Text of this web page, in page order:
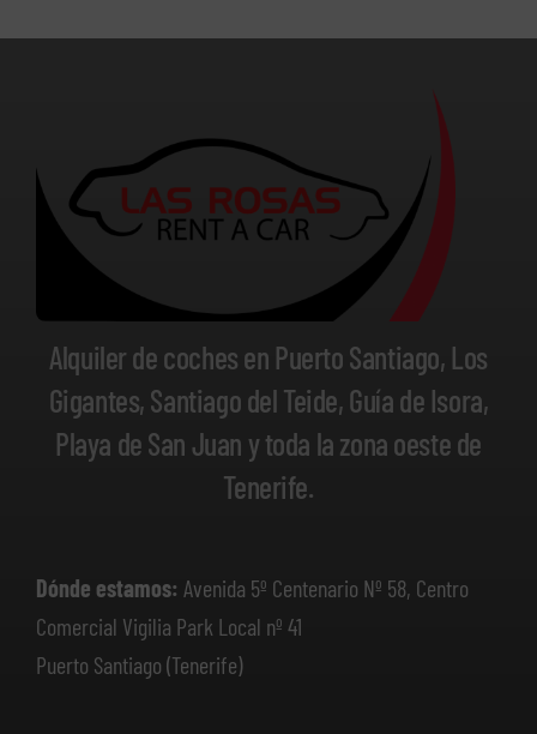
Alquiler de coches en Puerto Santiago, Los
Gigantes, Santiago del Teide, Guía de Isora,
Playa de San Juan y toda la zona oeste de
Tenerife.
Dónde estamos: Avenida 5º Centenario Nº 58, Centro
Comercial Vigilia Park Local nº 41
Puerto Santiago (Tenerife)